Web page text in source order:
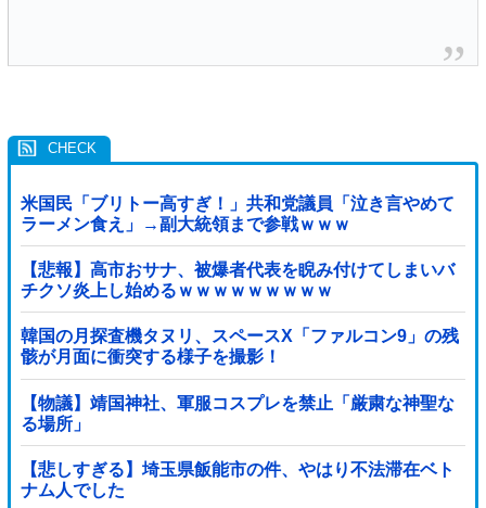
米国民「ブリトー高すぎ！」共和党議員「泣き言やめて
ラーメン食え」→副大統領まで参戦ｗｗｗ
【悲報】高市おサナ、被爆者代表を睨み付けてしまいバ
チクソ炎上し始めるｗｗｗｗｗｗｗｗｗ
韓国の月探査機タヌリ、スペースX「ファルコン9」の残
骸が月面に衝突する様子を撮影！
【物議】靖国神社、軍服コスプレを禁止「厳粛な神聖な
る場所」
【悲しすぎる】埼玉県飯能市の件、やはり不法滞在ベト
ナム人でした